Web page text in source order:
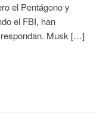
el Pentágono y
el FBI, han
Musk […]